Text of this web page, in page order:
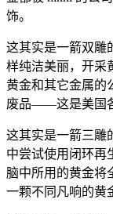
饰。
这其实是一箭双雕
样纯洁美丽，开采
黄金和其它金属的
废品——这是美国
这其实是一箭三雕
中尝试使用闭环再
脑中所用的黄金将
一颗不同凡响的黄